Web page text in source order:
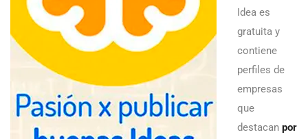
Idea es
gratuita y
contiene
perfiles de
empresas
que
destacan por